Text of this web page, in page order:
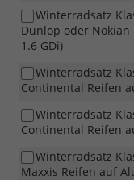
Winterradsatz
Dunlop oder
1.6 GDi)
Winterradsatz
Continental Reifen
Winterradsatz
Continental Reifen
Winterradsatz
Maxxis Reifen auf